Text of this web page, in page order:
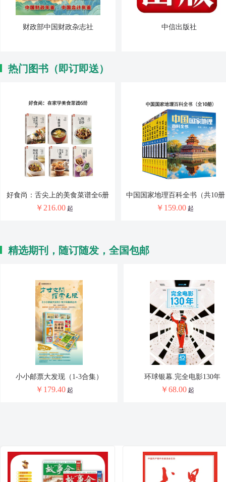
财政部中国财政杂志社 中信出版社
热门图书（即订即送）
好食尚：舌尖上的美食菜谱全6册
￥ 216.00起
中国国家地理百科全书（共10
￥ 159.00起
精选期刊，随订随发，全国包邮
小小邮票大发现（1-3合集）
￥ 179.40起
环球银幕.完全电影130年
￥68.00起